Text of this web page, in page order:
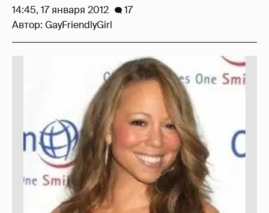
14:45, 17 января 2012
17
Автор: GayFriendlyGirl